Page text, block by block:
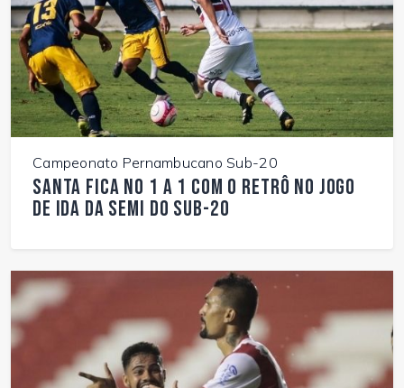
Campeonato Pernambucano Sub-20
Santa fica no 1 a 1 com o Retrô no jogo
de ida da semi do Sub-20